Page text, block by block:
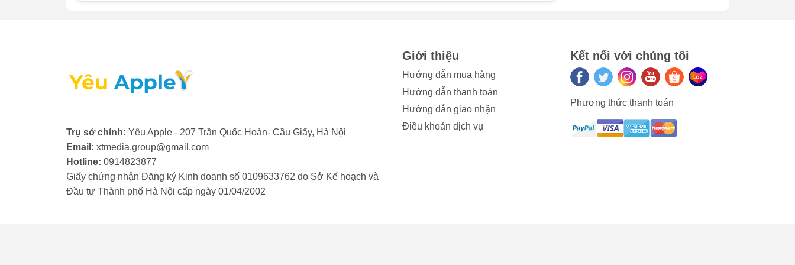
- Kính camera bị nứt, vỡ: Khi kính bảo vệ camera bị nứt, vỡ do va đập hoặc rơi rớt, bạn cần thay kính camera
iPhone ngay lập tức. Nếu để lâu, bụi bẩn và nước có thể dễ dàng xâm nhập vào bên trong, gây hư hỏng
nghiêm trọng cho ống kính và cảm biến.
- Ảnh chụp bị mờ, nhòe: Nếu chất lượng ảnh chụp của bạn đột nhiên giảm sút, không còn sắc nét như ban
đầu, có thể kính camera đã bị trầy xước hoặc xuất hiện các vết nứt nhỏ mà mắt thường khó nhận thấy. Đây là
dấu hiệu bạn cần phải thay kính camera iPhone SE 2020.
- Ảnh có vệt sáng hoặc đốm lạ: Khi kính camera bị xước sâu hoặc dính bụi bẩn, bạn sẽ thấy những vệt sáng
bất thường hoặc đốm đen, đốm trắng xuất hiện trên ảnh. Tình trạng này chỉ có thể khắc phục triệt để bằng
cách thay kính camera iPhone mới.
Trụ sở chính: Yêu Apple - 207 Trần Quốc Hoàn- Cầu Giấy, Hà Nội
Email: xtmedia.group@gmail.com
Hotline: 0914823877
Giấy chứng nhận Đăng ký Kinh doanh số 0109633762 do Sở Kế hoạch và
Đầu tư Thành phố Hà Nội cấp ngày 01/04/2002
Giới thiệu
Hướng dẫn mua hàng
Hướng dẫn thanh toán
Hướng dẫn giao nhận
Điều khoản dịch vụ
Kết nối với chúng tôi
Phương thức thanh toán